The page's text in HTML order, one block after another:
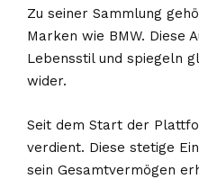
Zu seiner Sammlung
Marken wie BMW. Diese
Lebensstil und spiegeln
wider.
Seit dem Start der
verdient. Diese stetige
sein Gesamtvermögen